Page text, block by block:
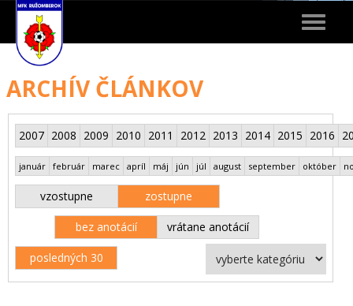
Toggle
ARCHÍV ČLÁNKOV
2007 2008 2009 2010 2011 2012 2013 2014 2015 2016
január február marec apríl máj jún júl august september október
vzostupne zostupne
bez anotácií vrátane anotácií
posledných 30